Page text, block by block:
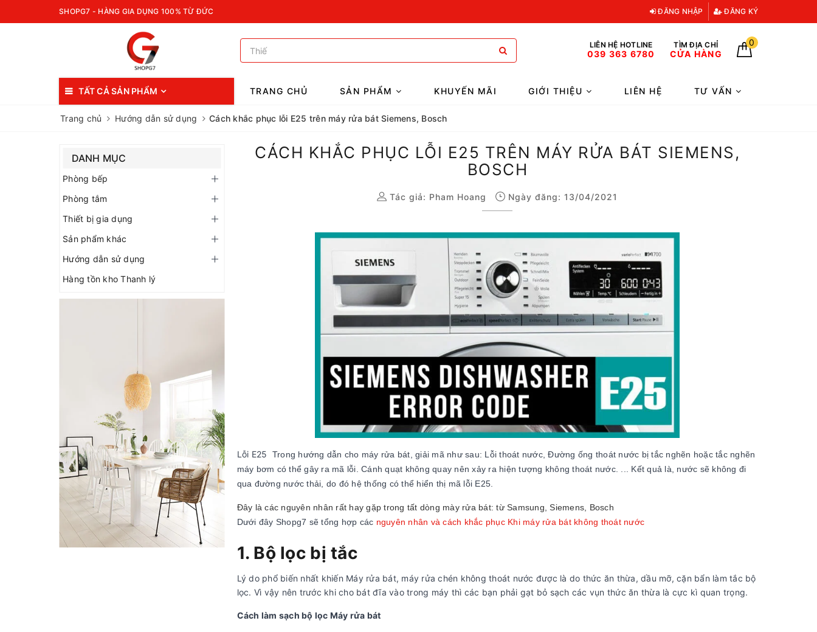
SHOPG7 - HÀNG GIA DỤNG 100% TỪ ĐỨC ĐĂNG NHẬP ĐĂNG KÝ
LIÊN HỆ HOTLINE
039 363 6780
TÌM ĐỊA CHỈ
CỬA HÀNG
0
TẤT CẢ SẢN PHẨM TRANG CHỦ SẢN PHẨM KHUYẾN MÃI GIỚI THIỆU LIÊN HỆ TƯ VẤN
Trang chủ Hướng dẫn sử dụng Cách khắc phục lỗi E25 trên máy rửa bát Siemens, Bosch
CÁCH KHẮC PHỤC LỖI E25 TRÊN MÁY RỬA BÁT SIEMENS,
BOSCH
Tác giả: Pham Hoang Ngày đăng: 13/04/2021
Lỗi E25 Trong hướng dẫn cho máy rửa bát, giải mã như sau: Lỗi thoát nước, Đường ống thoát nước bị tắc nghẽn hoặc tắc nghẽn
máy bơm có thể gây ra mã lỗi. Cánh quạt không quay nên xảy ra hiện tượng không thoát nước. ... Kết quả là, nước sẽ không đi
qua đường nước thải, do đó hệ thống có thể hiển thị mã lỗi E25.
Đây là các nguyên nhân rất hay gặp trong tất dòng mày rửa bát: từ Samsung, Siemens, Bosch
Dưới đây Shopg7 sẽ tổng hợp các nguyên nhân và cách khắc phục Khi máy rửa bát không thoát nước
1. Bộ lọc bị tắc
Lý do phổ biến nhất khiến Máy rửa bát, máy rửa chén không thoát nước được là do thức ăn thừa, dầu mỡ, cặn bẩn làm tắc bộ
lọc. Vì vậy nên trước khi cho bát đĩa vào trong máy thì các bạn phải gạt bỏ sạch các vụn thức ăn thừa là cực kì quan trọng.
Cách làm sạch bộ lọc Máy rửa bát
DANH MỤC
Phòng bếp
Phòng tắm
Thiết bị gia dụng
Sản phẩm khác
Hướng dẫn sử dụng
Hàng tồn kho Thanh lý